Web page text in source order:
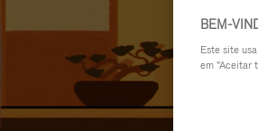
BEM-
Este site
em "Aceitar